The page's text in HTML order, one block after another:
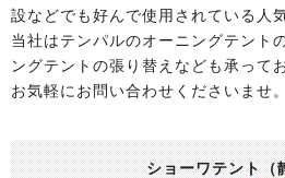
設などでも好んで使用されている人
当社はテンパルのオーニングテント
ングテントの張り替えなども承って
お気軽にお問い合わせくださいませ。
ショーワテント（